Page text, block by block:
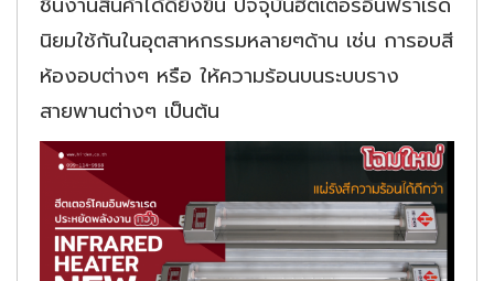
นิยมใช้กันในอุตสาหกรรมหลายๆด้าน เช่น การอบสี
ห้องอบต่างๆ หรือ ให้ความร้อนบนระบบราง
สายพานต่างๆ เป็นต้น